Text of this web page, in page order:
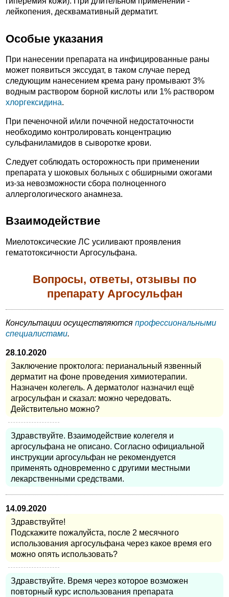
лейкопения, десквамативный дерматит.
Особые указания
При нанесении препарата на инфицированные раны
может появиться экссудат, в таком случае перед
следующим нанесением крема рану промывают 3%
водным раствором борной кислоты или 1% раствором
хлоргексидина.
При печеночной и/или почечной недостаточности
необходимо контролировать концентрацию
сульфаниламидов в сыворотке крови.
Следует соблюдать осторожность при применении
препарата у шоковых больных с обширными ожогами
из-за невозможности сбора полноценного
аллергологического анамнеза.
Взаимодействие
Миелотоксические ЛС усиливают проявления
гематотоксичности Аргосульфана.
Вопросы, ответы, отзывы по
препарату Аргосульфан
Консультации осуществляются профессиональными
специалистами.
28.10.2020
Заключение проктолога: перианальный язвенный
дерматит на фоне проведения химиотерапии.
Назначен колегель. А дерматолог назначил ещё
агросульфан и сказал: можно чередовать.
Действительно можно?
Здравствуйте. Взаимодействие колегеля и
аргосульфана не описано. Согласно официальной
инструкции аргосульфан не рекомендуется
применять одновременно с другими местными
лекарственными средствами.
14.09.2020
Здравствуйте!
Подскажите пожалуйста, после 2 месячного
использования аргосульфана через какое время его
можно опять использовать?
Здравствуйте. Время через которое возможен
повторный курс использования препарата